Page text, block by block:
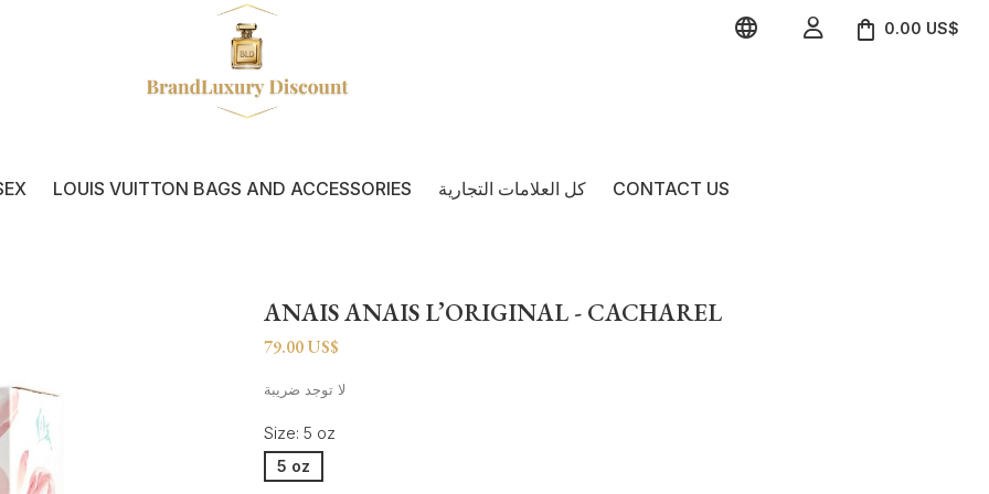
  0.00 US$
LOUIS VUITTON BAGS AND ACCESSORIES كل العلامات التجارية CONTACT US
ANAIS ANAIS L’ORIGINAL - CACHAREL
79.00 US$
لا توجد ضريبة
Size: 5 oz
5 oz